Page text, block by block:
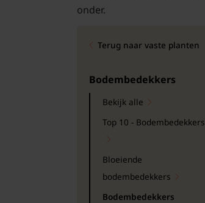
Leibomen
Bloembollen
Tuinbenodigdheden
onder.
Terug naar vaste planten
Bodembedekkers
Bekijk alle
Top 10 - Bodembedekkers
Bloeiende
bodembedekkers
Bodembedekkers